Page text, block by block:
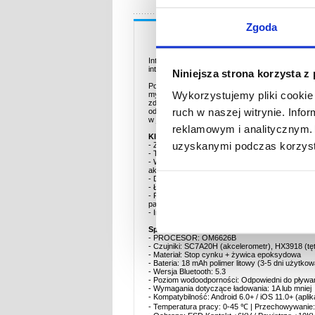
Zgoda
Niniejsza strona korzysta z
Wykorzystujemy pliki
ruch w naszej witrynie.
reklamowym i
uzyskanymi podczas
Inteligentna bransoletka B3 z monitorowaniem
inteligentnymi powiadomieniami
Pozostań w kontakcie i przejmij kontrolę nad
myślą o fitnessie, jak i codziennym stylu życia.
zdrowie w czasie rzeczywistym, jednocześnie
odpowiedniej do pływania i nurkowania, dwóm
w jednym".
Kluczowe cechy
- Zaawansowane monitorowanie zdrowia:
- Tryby multisportowe: Monitoruje różne treningi,
- Wodoodporna konstrukcja: Bezpieczne
aktywności na świeżym powietrzu.
- Długa żywotność baterii: Do 3-5 dni na jednym
- Ładowanie magnetyczne: Elegancki, łatwy w
- Podwójny pasek w zestawie: W zestawie
par lub różnych stylów.
- Inteligentne powiadomienia: Bądź na bieżąco z
Specyfikacja
- PROCESOR: OM6626B
- Czujniki: SC7A20H (akcelerometr), HX3918
- Materiał: Stop cynku + żywica epoksydowa
- Bateria: 18 mAh polimer litowy (3-5 dni
- Wersja Bluetooth: 5.3
- Poziom wodoodporności: Odpowiedni do
- Wymagania dotyczące ładowania: 1A lub mniej
- Kompatybilność: Android 6.0+ / iOS 11.0+
- Temperatura pracy: 0-45 ℃ |